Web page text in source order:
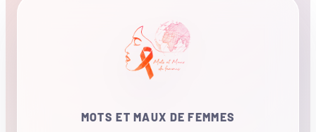
MOTS ET MAUX DE FEMMES